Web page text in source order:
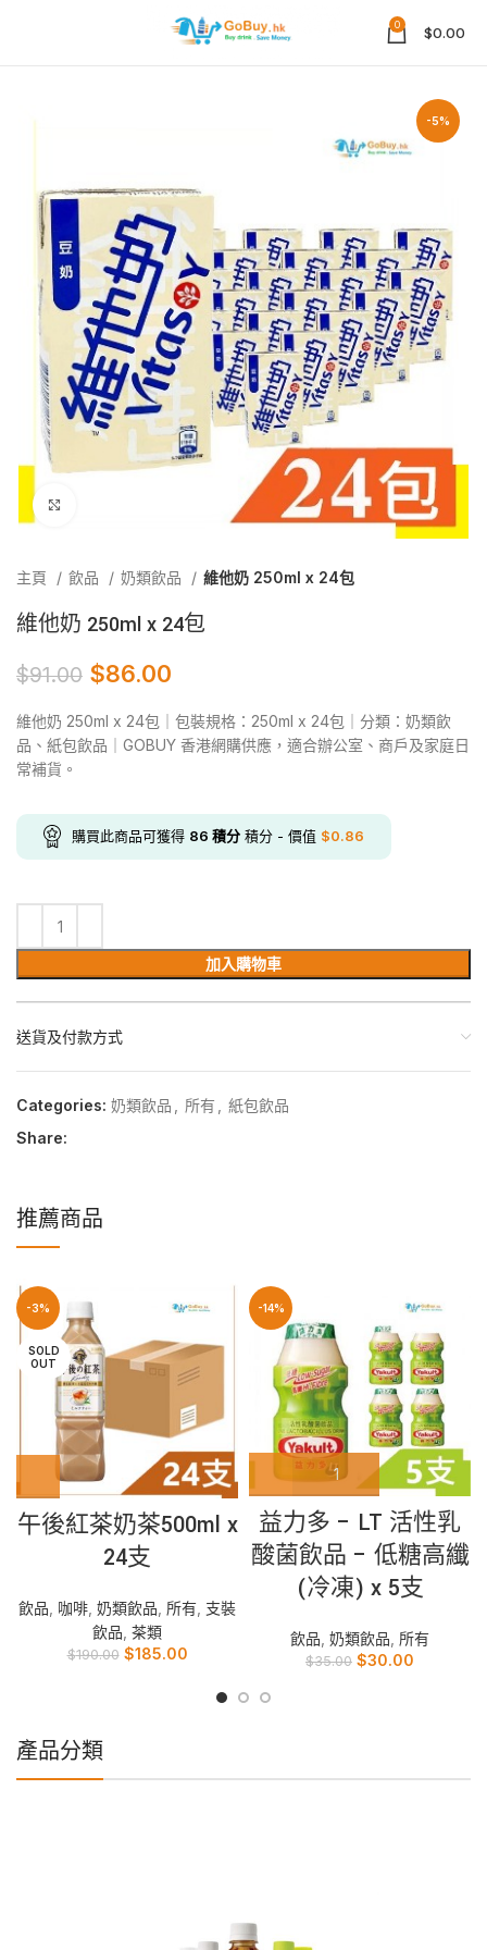
0 $0.00
-5%
主頁 飲品 奶類飲品 維他奶 250ml x 24包
維他奶 250ml x 24包
$91.00 $86.00
維他奶 250ml x 24包｜包裝規格：250ml x 24包｜分類：奶類飲
品、紙包飲品｜GOBUY 香港網購供應，適合辦公室、商戶及家庭日
常補貨。
購買此商品可獲得 86 積分 積分 - 價值 $0.86
加入購物車
送貨及付款方式
Categories: 奶類飲品 , 所有 , 紙包飲品
Share:
推薦商品
-3%
SOLD
OUT
午後紅茶奶茶500ml x
24支
飲品, 咖啡, 奶類飲品, 所有, 支裝
飲品, 茶類
$190.00 $185.00
-14%
益力多 – LT 活性乳
酸菌飲品 – 低糖高纖
(冷凍) x 5支
飲品 奶類飲品 所有
$35.00 $30.00
產品分類